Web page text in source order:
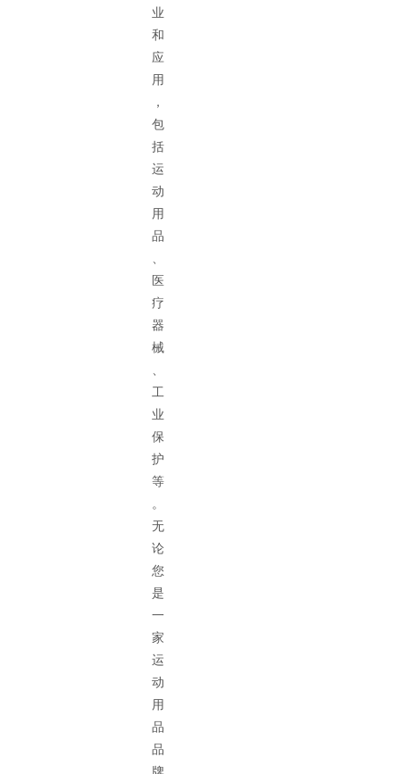
业
和
应
用
，
包
括
运
动
用
品
医
疗
器
械
工
业
保
护
等
。
无
论
您
是
一
家
运
动
用
品
品